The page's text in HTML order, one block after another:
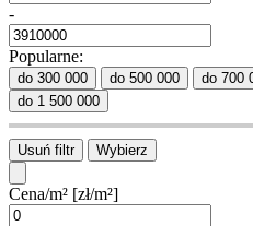
-
Popularne:
do 300 000 do 500 000 do 700
do 1 500 000
Usuń filtr Wybierz
Cena/m² [zł/m²]